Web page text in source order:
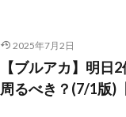
2025年7月2日
【ブルアカ】明日
周るべき？(7/1版)